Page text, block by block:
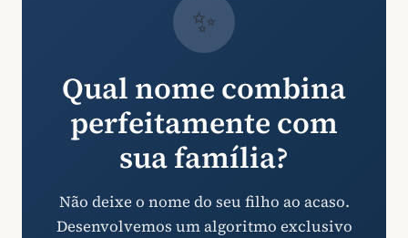
✨
Qual nome combina
perfeitamente com
sua família?
Não deixe o nome do seu filho ao acaso.
Desenvolvemos um algoritmo exclusivo